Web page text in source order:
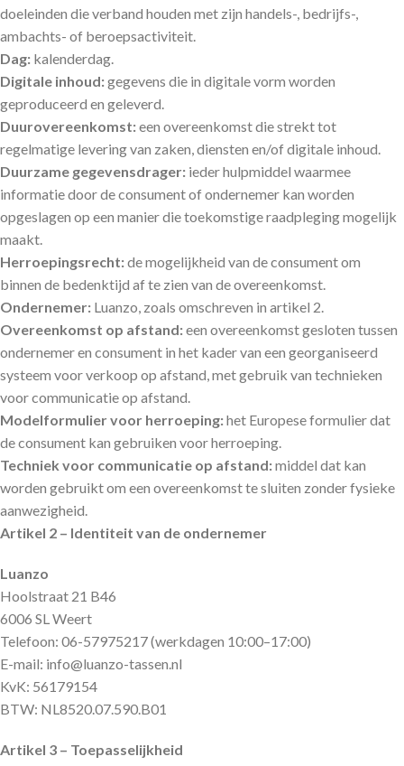
doeleinden die verband houden met zijn handels-, bedrijfs-,
ambachts- of beroepsactiviteit.
Dag: kalenderdag.
Digitale inhoud:gegevens die in digitale vorm worden
geproduceerd en geleverd.
Duurovereenkomst:een overeenkomst die strekt tot
regelmatige levering van zaken, diensten en/of digitale inhoud.
Duurzame gegevensdrager: ieder hulpmiddel waarmee
informatie door de consument of ondernemer kan worden
opgeslagen op een manier die toekomstige raadpleging mogelijk
maakt.
Herroepingsrecht:de mogelijkheid van de consument om
binnen de bedenktijd af te zien van de overeenkomst.
Ondernemer: Luanzo, zoals omschreven in artikel 2.
Overeenkomst op afstand:een overeenkomst gesloten tussen
ondernemer en consument in het kader van een georganiseerd
systeem voor verkoop op afstand, met gebruik van technieken
voor communicatie op afstand.
Modelformulier voor herroeping:het Europese formulier dat
de consument kan gebruiken voor herroeping.
Techniek voor communicatie op afstand:middel dat kan
worden gebruikt om een overeenkomst te sluiten zonder fysieke
aanwezigheid.
Artikel 2 – Identiteit van de ondernemer
Luanzo
Hoolstraat 21 B46
6006 SL Weert
Telefoon: 06-57975217 (werkdagen 10:00–17:00)
E-mail: info@luanzo-tassen.nl
KvK: 56179154
BTW: NL8520.07.590.B01
Artikel 3 – Toepasselijkheid